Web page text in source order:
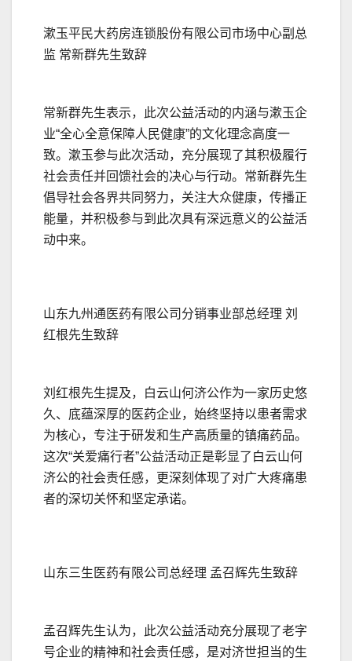
漱玉平民大药房连锁股份有限公司市场中心副总
监 常新群先生致辞
常新群先生表示，此次公益活动的内涵与漱玉企
业“全心全意保障人民健康”的文化理念高度一
致。漱玉参与此次活动，充分展现了其积极履行
社会责任并回馈社会的决心与行动。常新群先生
倡导社会各界共同努力，关注大众健康，传播正
能量，并积极参与到此次具有深远意义的公益活
动中来。
山东九州通医药有限公司分销事业部总经理 刘
红根先生致辞
刘红根先生提及，白云山何济公作为一家历史悠
久、底蕴深厚的医药企业，始终坚持以患者需求
为核心，专注于研发和生产高质量的镇痛药品。
这次“关爱痛行者”公益活动正是彰显了白云山何
济公的社会责任感，更深刻体现了对广大疼痛患
者的深切关怀和坚定承诺。
山东三生医药有限公司总经理 孟召辉先生致辞
孟召辉先生认为，此次公益活动充分展现了老字
号企业的精神和社会责任感，是对济世担当的生